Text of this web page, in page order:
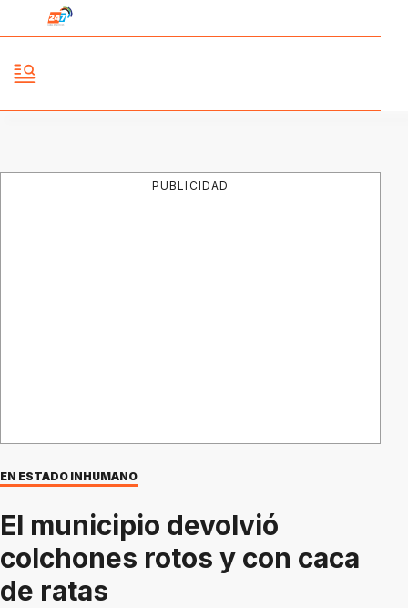
PUBLICIDAD
EN ESTADO INHUMANO
El municipio devolvió
colchones rotos y con caca
de ratas